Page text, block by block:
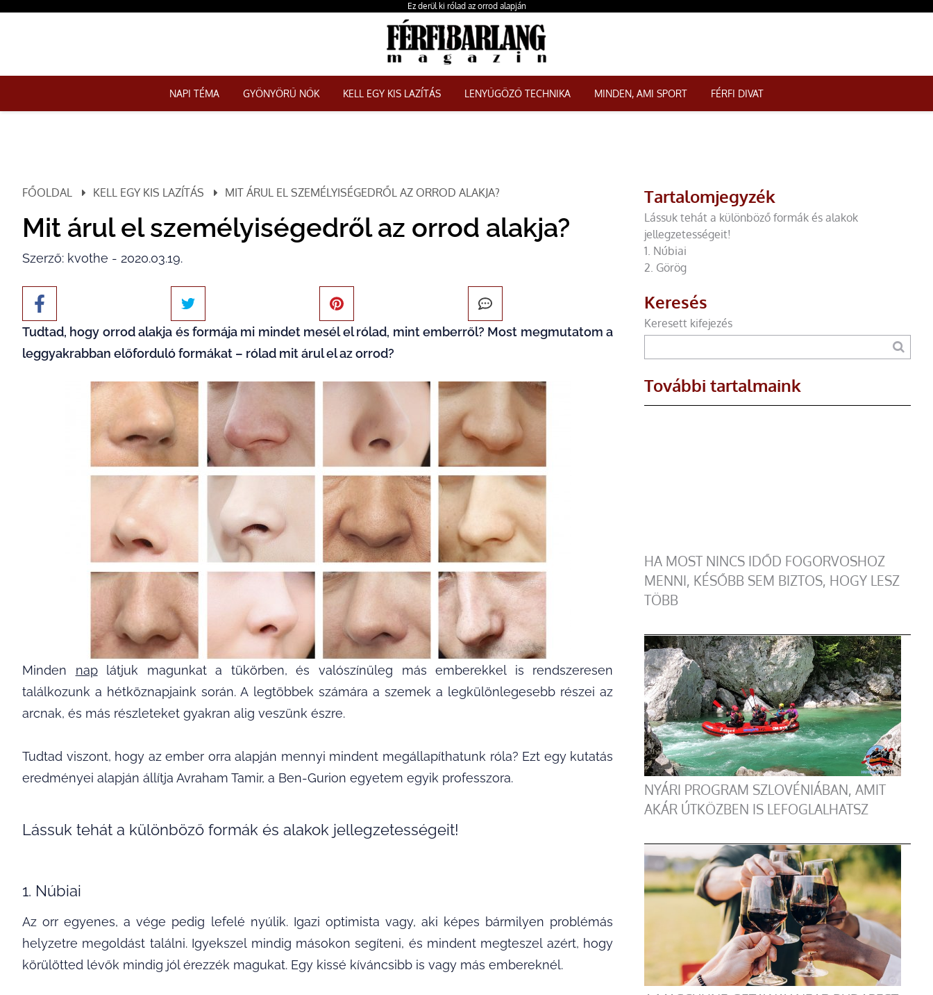
Ez derül ki rólad az orrod alapján
NAPI TÉMA GYÖNYÖRŰ NŐK KELL EGY KIS LAZÍTÁS LENYŰGÖZŐ TECHNIKA MINDEN, AMI SPORT FÉRFI DIVAT
FŐOLDAL KELL EGY KIS LAZÍTÁS MIT ÁRUL EL SZEMÉLYISÉGEDRŐL AZ ORROD ALAKJA?
Mit árul el személyiségedről az orrod alakja?
Szerző: kvothe - 2020.03.19.
Tudtad, hogy orrod alakja és formája mi mindet mesél el rólad, mint emberről? Most megmutatom a
leggyakrabban előforduló formákat – rólad mit árul el az orrod?
Minden naplátjuk magunkat a tükörben, és valószínűleg más emberekkel is rendszeresen
találkozunk a hétköznapjaink során. A legtöbbek számára a szemek a legkülönlegesebb részei az
arcnak, és más részleteket gyakran alig veszünk észre.
Tudtad viszont, hogy az ember orra alapján mennyi mindent megállapíthatunk róla? Ezt egy kutatás
eredményei alapján állítja Avraham Tamir, a Ben-Gurion egyetem egyik professzora.
Lássuk tehát a különböző formák és alakok jellegzetességeit!
1. Núbiai
Az orr egyenes, a vége pedig lefelé nyúlik. Igazi optimista vagy, aki képes bármilyen problémás
helyzetre megoldást találni. Igyekszel mindig másokon segíteni, és mindent megteszel azért, hogy
körülötted lévők mindig jól érezzék magukat. Egy kissé kíváncsibb is vagy más embereknél.
Tartalomjegyzék
Lássuk tehát a különböző formák és alakok
jellegzetességeit!
1. Núbiai
2. Görög
Keresés
Keresett kifejezés
További tartalmaink
HA MOST NINCS IDŐD FOGORVOSHOZ
MENNI, KÉSŐBB SEM BIZTOS, HOGY LESZ
TÖBB
NYÁRI PROGRAM SZLOVÉNIÁBAN, AMIT
AKÁR ÚTKÖZBEN IS LEFOGLALHATSZ